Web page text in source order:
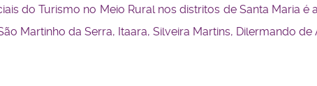
do Turismo no Meio Rural nos distritos de Santa Maria
Martinho da Serra, Itaara, Silveira Martins, Dilermando de